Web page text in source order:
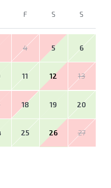
F S S
4 5 6
11 12 13
18 19 20
25 26 27